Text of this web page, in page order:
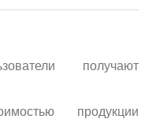
получают
продукции